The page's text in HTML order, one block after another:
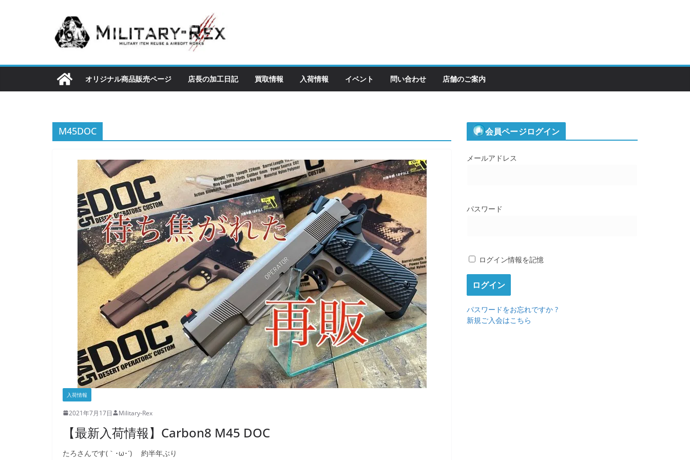
ツ
ス
オリジナル商品販売ページ 店長の加工日記 買取情報 入荷情報 イベント 問い合わせ 店舗のご案内
M45DOC
入荷情報
2021年7月17日 Military-Rex
【最新入荷情報】Carbon8 M45 DOC
たろさんです(｀･ω･´)ゞ 約半年ぶり
会員ページログイン
メールアドレス
パスワード
ログイン情報を記憶
パスワードをお忘れですか ?
新規ご入会はこちら